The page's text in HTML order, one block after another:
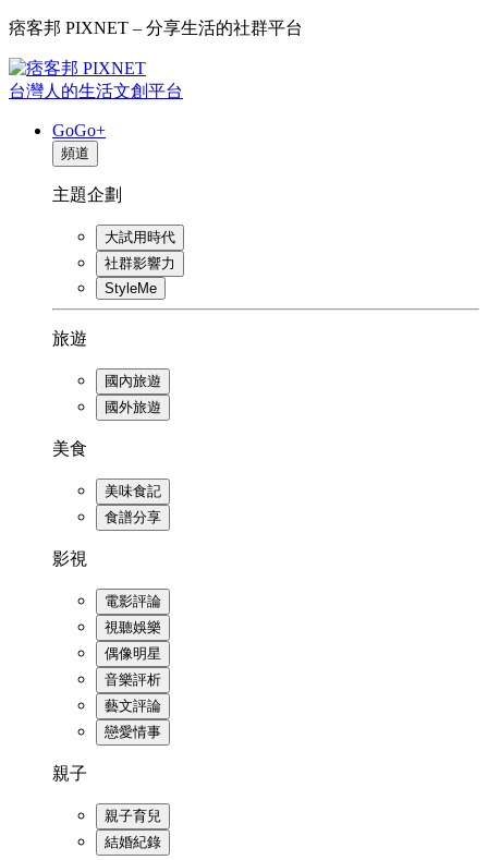
痞客邦 PIXNET – 分享生活的社群平台
台灣人的生活文創平台
GoGo+
頻道
主題企劃
大試用時代
社群影響力
StyleMe
旅遊
國內旅遊
國外旅遊
美食
美味食記
食譜分享
影視
電影評論
視聽娛樂
偶像明星
音樂評析
藝文評論
戀愛情事
親子
親子育兒
結婚紀錄